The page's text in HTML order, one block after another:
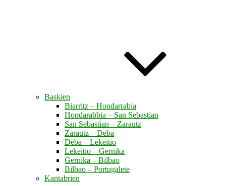
Baskien
Biarritz – Hondarrabia
Hondarabbia – San Sebastian
San Sebastian – Zarautz
Zarautz – Deba
Deba – Lekeitio
Lekeitio – Gernika
Gernika – Bilbao
Bilbao – Portugalete
Kantabrien